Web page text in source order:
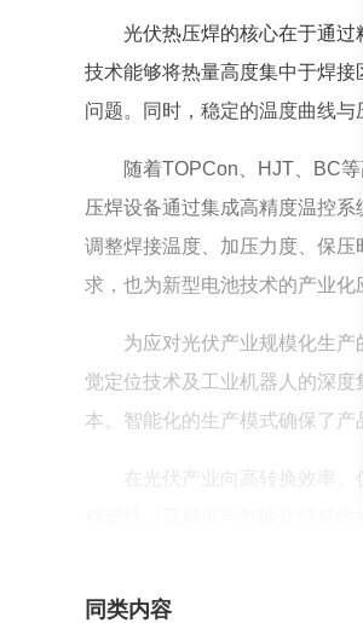
光伏热压焊的核心在于通
技术能够将热量高度集中于焊
问题。同时，稳定的温度曲线
随着TOPCon、HJT、BC
压焊设备通过集成高精度温控
调整焊接温度、加压力度、保
求，也为新型电池技术的产业化
为应对光伏产业规模化生
觉定位技术及工业机器人的深
本。智能化的生产模式确保了产
在光伏产业向高转换效率
稳定性、高精度与智能化特征
同类内容